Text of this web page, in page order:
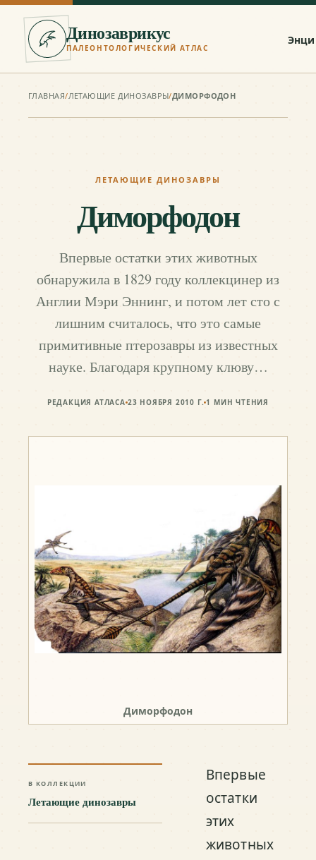
Динозаврикус
ПАЛЕОНТОЛОГИЧЕСКИЙ АТЛАС
ГЛАВНАЯ/ЛЕТАЮЩИЕ ДИНОЗАВРЫ/ДИМОРФОДОН
ЛЕТАЮЩИЕ ДИНОЗАВРЫ
Диморфодон
Впервые остатки этих животных
обнаружила в 1829 году коллекцинер из
Англии Мэри Эннинг, и потом лет сто с
лишним считалось, что это самые
примитивные птерозавры из известных
науке. Благодаря крупному клюву…
РЕДАКЦИЯ АТЛАСА 23 НОЯБРЯ 2010 Г. 1 МИН ЧТЕНИЯ
Диморфодон
В КОЛЛЕКЦИИ
Летающие динозавры
Впервые
остатки
этих
животных